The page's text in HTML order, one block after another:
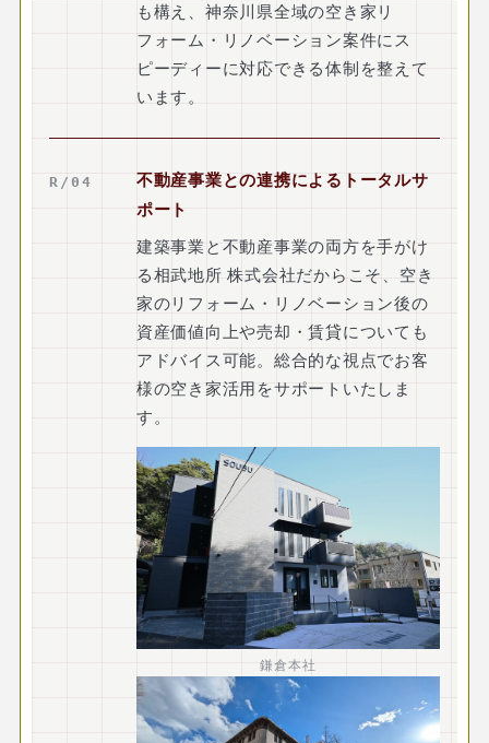
も構え、神奈川県全域の空き家リ
フォーム・リノベーション案件にス
ピーディーに対応できる体制を整えて
います。
R/04
不動産事業との連携によるトータルサ
ポート
建築事業と不動産事業の両方を手がけ
る相武地所 株式会社だからこそ、空き
家のリフォーム・リノベーション後の
資産価値向上や売却・賃貸についても
アドバイス可能。総合的な視点でお客
様の空き家活用をサポートいたしま
す。
鎌倉本社